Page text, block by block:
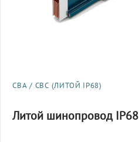
СВА / СВС (ЛИТОЙ IP68)
Литой шинопровод IP68